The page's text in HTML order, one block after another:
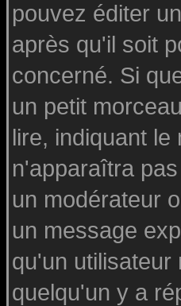
pouvez éditer
après qu'il soit
concerné. Si
un petit
lire, indiquant
n'apparaîtra
un modérateur
un message
qu'un utilisateur
quelqu'un y a